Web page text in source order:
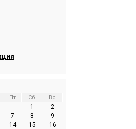
Пт Сб Вс
1
2
7 8
9
14 15
16